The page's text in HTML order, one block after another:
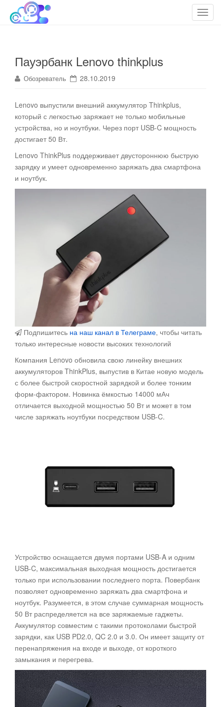
T
Облако технологий
cloudteh.ru
Пауэрбанк Lenovo thinkplus
Обозреватель 28.10.2019
Lenovo выпустили внешний аккумулятор Thinkplus,
который с легкостью заряжает не только мобильные
устройства, но и ноутбуки. Через порт USB-C мощность
достигает 50 Вт.
Lenovo ThinkPlus поддерживает двустороннюю быструю
зарядку и умеет одновременно заряжать два смартфона
и ноутбук.
Подпишитесь на наш канал в Телеграме, чтобы читать
только интересные новости высоких технологий
Компания Lenovo обновила свою линейку внешних
аккумуляторов ThinkPlus, выпустив в Китае новую модель
с более быстрой скоростной зарядкой и более тонким
форм-фактором. Новинка ёмкостью 14000 мАч
отличается выходной мощностью 50 Вт и может в том
числе заряжать ноутбуки посредством USB-C.
Устройство оснащается двумя портами USB-A и одним
USB-C, максимальная выходная мощность достигается
только при использовании последнего порта. Повербанк
позволяет одновременно заряжать два смартфона и
ноутбук. Разумеется, в этом случае суммарная мощность
50 Вт распределяется на все заряжаемые гаджеты.
Аккумулятор совместим с такими протоколами быстрой
зарядки, как USB PD2.0, QC 2.0 и 3.0. Он имеет защиту от
перенапряжения на входе и выходе, от короткого
замыкания и перегрева.